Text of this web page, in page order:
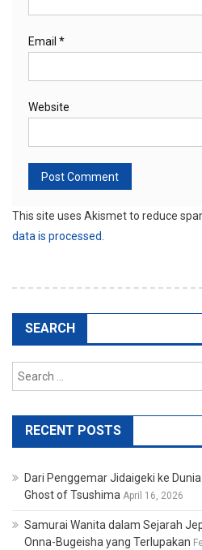
Email *
Website
This site uses Akismet to reduce
data is processed.
SEARCH
RECENT POSTS
Dari Penggemar Jidaigeki ke
Ghost of Tsushima April 16, 2026
Samurai Wanita dalam Sejarah
Onna-Bugeisha yang Terlupakan